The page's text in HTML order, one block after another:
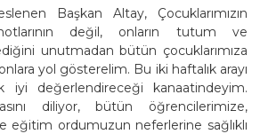
Başkan Altay, Çocuklarımızın
değil, onların tutum ve
unutmadan bütün çocuklarımıza
onlara yol gösterelim. Bu iki haftalık arayı
iyi değerlendireceği kanaatindeyim.
diliyor, bütün öğrencilerimize,
eğitim ordumuzun neferlerine sağlıklı